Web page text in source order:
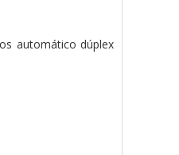
automático dúplex